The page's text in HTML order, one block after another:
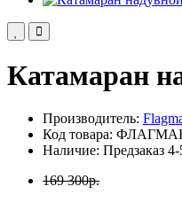
Катамаран
Производитель:
Код товара:
Наличие: Предзаказ 4-
169 300р.